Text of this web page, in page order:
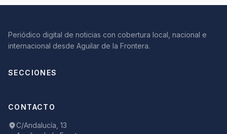
Periódico digital de noticias con cobertura local, nacional e
internacional desde Aguilar de la Frontera.
SECCIONES
CONTACTO
C/Andalucía, 13